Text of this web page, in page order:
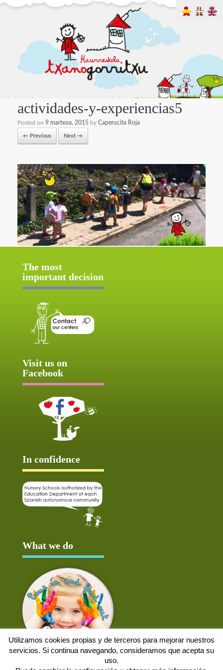
actividades-y-experiencias5
Posted on 9 martxoa, 2015 by Caperucita Roja
← Previous Next →
The most
important decision
Visit us on
Facebook
In confidence
What we do
Utilizamos cookies propias y de terceros para mejorar nuestros
servicios. Si continua navegando, consideramos que acepta su
uso.